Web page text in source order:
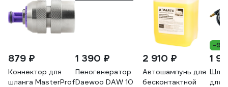
879 ₽
Коннектор для
шланга MasterProf
1 390 ₽
Пеногенератор
Daewoo DAW 10
2 910 ₽
Автошампунь для
бесконтактной
-9%
1
для